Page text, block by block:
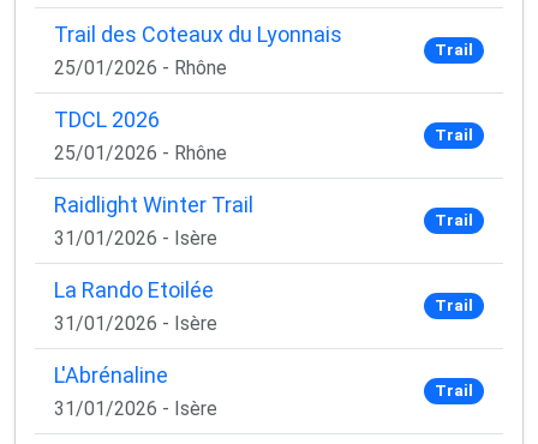
1 email / mois. Zéro spam. 100 % utile.
Email
Oui, je veux progresser 💪
Aucun spam, vous pouvez vous désinscrire à tout
moment.
Trail des Coteaux du Lyonnais
25/01/2026 - Rhône
Trail
TDCL 2026
25/01/2026 - Rhône
Trail
Raidlight Winter Trail
31/01/2026 - Isère
Trail
La Rando Etoilée
31/01/2026 - Isère
Trail
L'Abrénaline
31/01/2026 - Isère
Trail